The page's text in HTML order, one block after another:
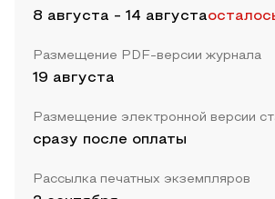
8 августа - 14 августа
Размещение PDF-версии журнала
19 августа
Размещение электронной версии
сразу после оплаты
Рассылка печатных экземпляров